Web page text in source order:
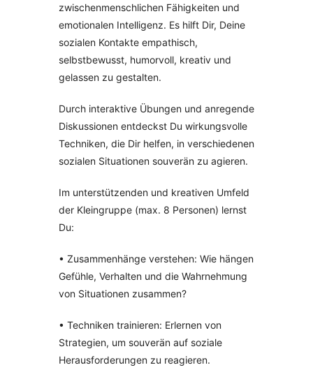
zwischenmenschlichen Fähigkeiten und
emotionalen Intelligenz. Es hilft Dir, Deine
sozialen Kontakte empathisch,
selbstbewusst, humorvoll, kreativ und
gelassen zu gestalten.
Durch interaktive Übungen und anregende
Diskussionen entdeckst Du wirkungsvolle
Techniken, die Dir helfen, in verschiedenen
sozialen Situationen souverän zu agieren.
Im unterstützenden und kreativen Umfeld
der Kleingruppe (max. 8 Personen) lernst
Du:
• Zusammenhänge verstehen: Wie hängen
Gefühle, Verhalten und die Wahrnehmung
von Situationen zusammen?
• Techniken trainieren: Erlernen von
Strategien, um souverän auf soziale
Herausforderungen zu reagieren.